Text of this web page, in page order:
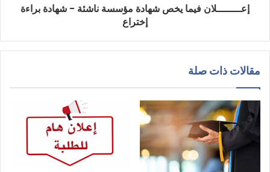
إعــــــــلان فيما يخص شهادة مؤسسة ناشئة - شهادة براءة
إختراع
مقالات ذات صلة